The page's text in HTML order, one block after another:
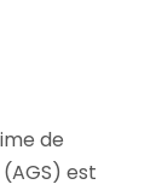
de
est